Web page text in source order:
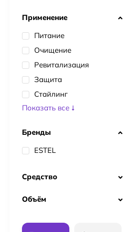
Применение
Питание
Очищение
Ревитализация
Защита
Стайлинг
Показать все
Бренды
ESTEL
Средство
Объём